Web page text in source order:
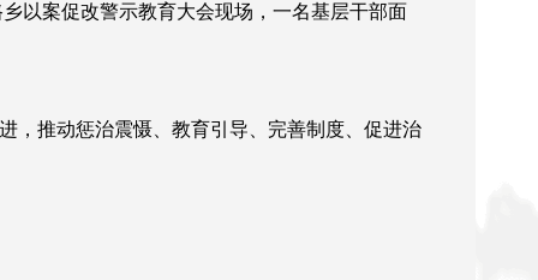
以案促改警示教育大会现场，一名基层干部面
，推动惩治震慑、教育引导、完善制度、促进治